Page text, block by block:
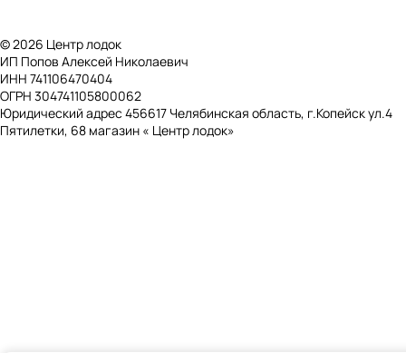
© 2026 Центр лодок
ИП Попов Алексей Николаевич
ИНН 741106470404
ОГРН 304741105800062
Юридический адрес 456617 Челябинская область, г.Копейск ул.4
Пятилетки, 68 магазин « Центр лодок»